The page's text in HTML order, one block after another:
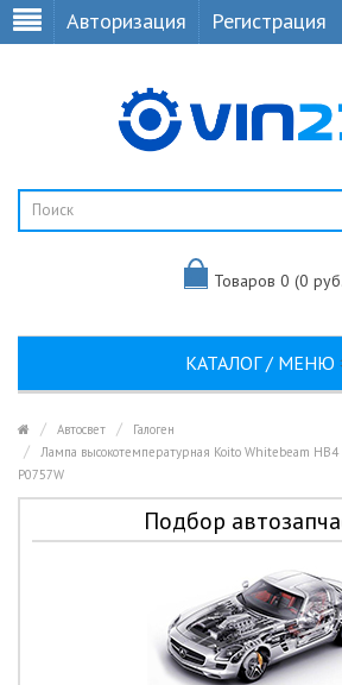
Авторизация Регистрация
Товаров 0 (0
КАТАЛОГ / МЕНЮ
Автосвет
Галоген
Лампа высокотемпературная Koito Whitebeam HB4
P0757W
Подбор